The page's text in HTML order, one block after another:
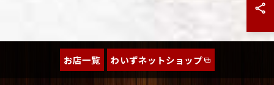
お店一覧 わいずネットショップ